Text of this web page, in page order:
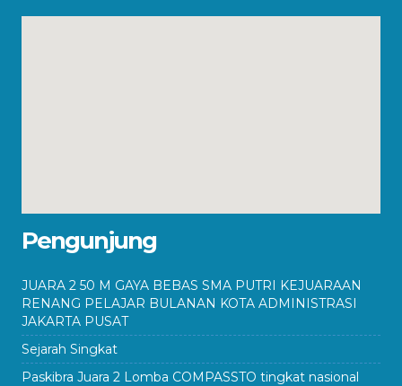
Pengunjung
JUARA 2 50 M GAYA BEBAS SMA PUTRI KEJUARAAN
RENANG PELAJAR BULANAN KOTA ADMINISTRASI
JAKARTA PUSAT
Sejarah Singkat
Paskibra Juara 2 Lomba COMPASSTO tingkat nasional